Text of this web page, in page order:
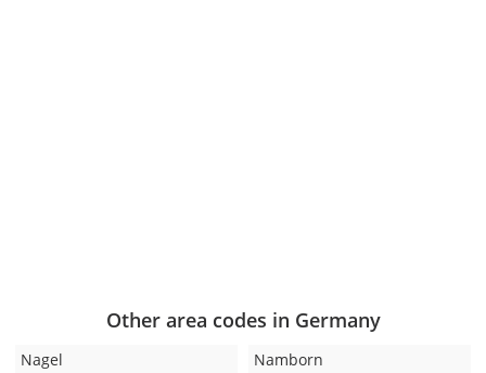
Other area codes in Germany
Nagel Namborn